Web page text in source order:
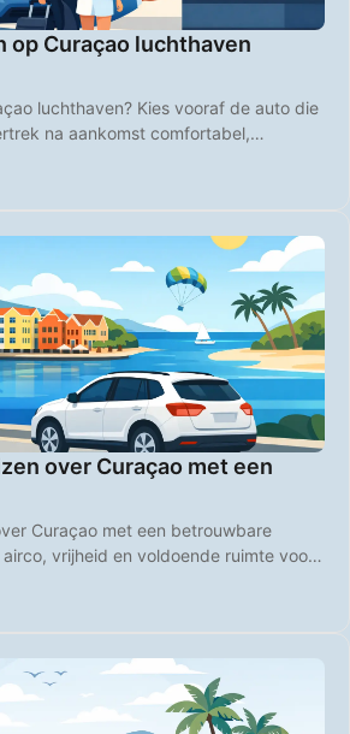
op Curaçao luchthaven
luchthaven? Kies vooraf de auto die
na aankomst comfortabel,
over Curaçao met een
Curaçao met een betrouwbare
vrijheid en voldoende ruimte voor